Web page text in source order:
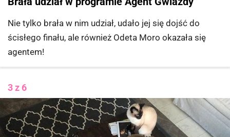
Nie tylko brała w nim udział, udało jej się dojść do
ścisłego finału, ale również Odeta Moro okazała się
agentem!
3 z 6